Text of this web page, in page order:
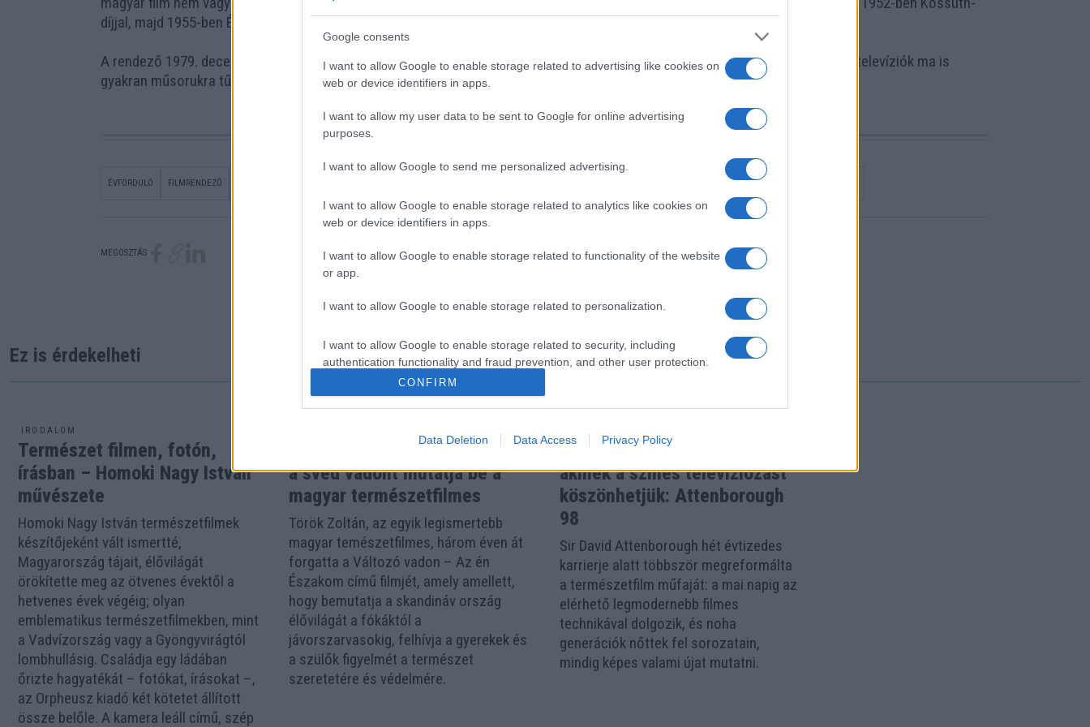
Google consents
I want to allow Google to enable storage related to advertising like cookies on
web or device identifiers in apps.
I want to allow my user data to be sent to Google for online advertising
purposes.
I want to allow Google to send me personalized advertising.
I want to allow Google to enable storage related to analytics like cookies on
web or device identifiers in apps.
I want to allow Google to enable storage related to functionality of the website
or app.
I want to allow Google to enable storage related to personalization.
I want to allow Google to enable storage related to security, including
authentication functionality and fraud prevention, and other user protection.
CONFIRM
Data Deletion Data Access Privacy Policy
díjjal, majd 1955-ben Érdemes Művész címmel ismerték el munkásságát.
A rendező 1979. december 14-én halt meg, sírján Nimród képe látható, alatta a felirat: „Gyöngyvirágtól lombhullásig”. Műveit a televíziók ma is
gyakran műsorukra tűzik.
ÉVFORDULÓ FILMRENDEZŐ VELENCEI NEMZETKÖZI FILMFESZTIVÁL
MEGOSZTÁS
Ez is érdekelheti
IRODALOM
Természet filmen, fotón,
írásban – Homoki Nagy István
művészete
Homoki Nagy István természetfilmek
készítőjeként vált ismertté,
Magyarország tájait, élővilágát
örökítette meg az ötvenes évektől a
hetvenes évek végéig; olyan
emblematikus természetfilmekben, mint
a Vadvízország vagy a Gyöngyvirágtól
lombhullásig. Családja egy ládában
őrizte hagyatékát – fotókat, írásokat –,
az Orpheusz kiadó két kötetet állított
össze belőle. A kamera leáll című, szép
Magyarország vadvilága után
a svéd vadont mutatja be a
magyar természetfilmes
Török Zoltán, az egyik legismertebb
magyar temészetfilmes, három éven át
forgatta a Változó vadon – Az én
Északom című filmjét, amely amellett,
hogy bemutatja a skandináv ország
élővilágát a fókáktól a
jávorszarvasokig, felhívja a gyerekek és
a szülők figyelmét a természet
szeretetére és védelmére.
Bolygónk legjobb narrátora,
akinek a színes televíziózást
köszönhetjük: Attenborough
98
Sir David Attenborough hét évtizedes
karrierje alatt többször megreformálta
a természetfilm műfaját: a mai napig az
elérhető legmodernebb filmes
technikával dolgozik, és noha
generációk nőttek fel sorozatain,
mindig képes valami újat mutatni.